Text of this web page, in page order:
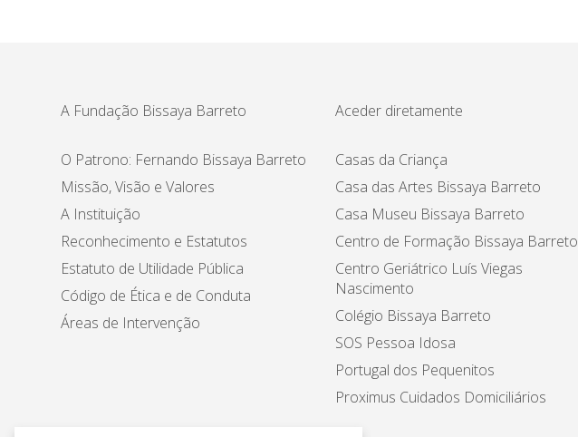
A Fundação Bissaya Barreto
O Patrono: Fernando Bissaya Barreto
Missão, Visão e Valores
A Instituição
Reconhecimento e Estatutos
Estatuto de Utilidade Pública
Código de Ética e de Conduta
Áreas de Intervenção
Aceder diretamente
Casas da Criança
Casa das Artes Bissaya Barreto
Casa Museu Bissaya Barreto
Centro de Formação Bissaya Barreto
Centro Geriátrico Luís Viegas
Nascimento
Colégio Bissaya Barreto
SOS Pessoa Idosa
Portugal dos Pequenitos
Proximus Cuidados Domiciliários